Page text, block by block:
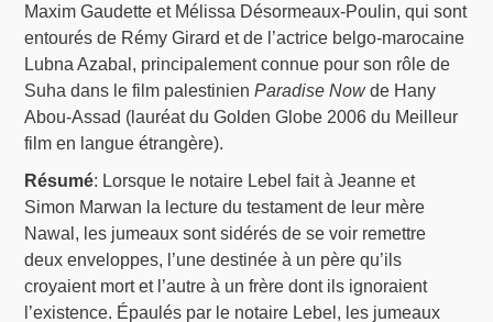
Maxim Gaudette et Mélissa Désormeaux-Poulin, qui sont
entourés de Rémy Girard et de l’actrice belgo-marocaine
Lubna Azabal, principalement connue pour son rôle de
Suha dans le film palestinienParadise Nowde Hany
Abou-Assad (lauréat du Golden Globe 2006 du Meilleur
film en langue étrangère).
Résumé: Lorsque le notaire Lebel fait à Jeanne et
Simon Marwan la lecture du testament de leur mère
Nawal, les jumeaux sont sidérés de se voir remettre
deux enveloppes, l’une destinée à un père qu’ils
croyaient mort et l’autre à un frère dont ils ignoraient
l’existence. Épaulés par le notaire Lebel, les jumeaux